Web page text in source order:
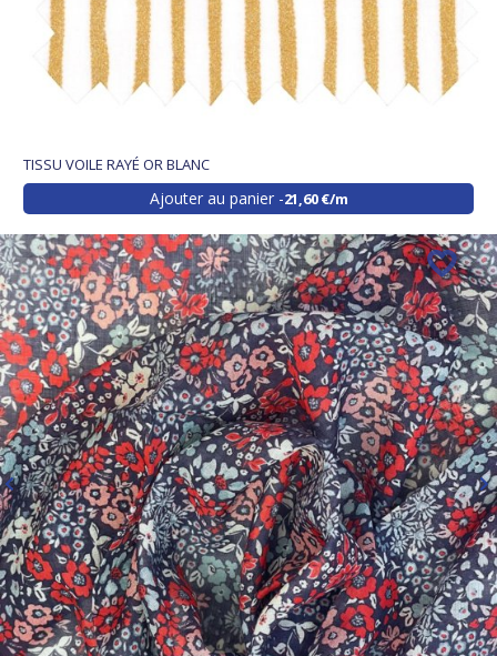
TISSU VOILE RAYÉ OR BLANC
Ajouter au panier 21,60 €/m